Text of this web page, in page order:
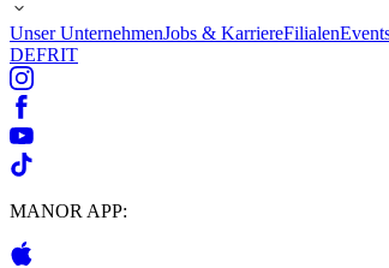
Unser UnternehmenJobs & KarriereFilialen
DEFRIT
MANOR APP: